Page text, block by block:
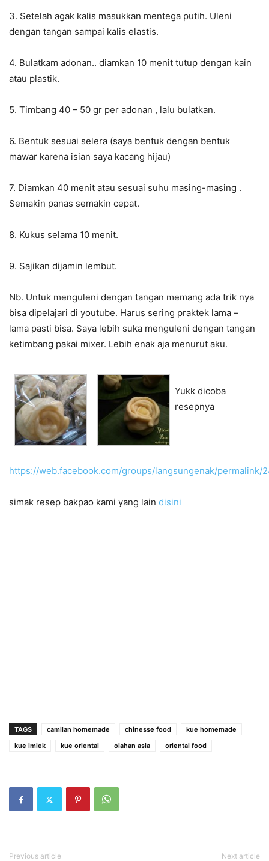
3. Setelah agak kalis masukkan mentega putih. Uleni
dengan tangan sampai kalis elastis.
4. Bulatkam adonan.. diamkan 10 menit tutup dengan kain
atau plastik.
5. Timbang 40 – 50 gr per adonan , lalu bulatkan.
6. Bentuk sesuai selera (saya bentuk dengan bentuk
mawar karena isian saya kacang hijau)
7. Diamkan 40 menit atau sesuai suhu masing-masing .
Semakin panas semakin cepat.
8. Kukus selama 10 menit.
9. Sajikan dijamin lembut.
Nb. Untuk menguleni dengan tangan memang ada trik nya
bisa dipelajari di youtube. Harus sering praktek lama –
lama pasti bisa. Saya lebih suka menguleni dengan tangan
ketimbang pakai mixer. Lebih enak aja menurut aku.
Yukk dicoba
resepnya
https://web.facebook.com/groups/langsungenak/permalink/
simak resep bakpao kami yang lain disini
TAGS camilan homemade chinesse food
kue homemade
kue imlek
kue oriental olahan asia oriental food
Previous article Next article